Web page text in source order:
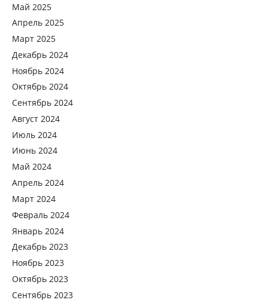
Май 2025
Апрель 2025
Март 2025
Декабрь 2024
Ноябрь 2024
Октябрь 2024
Сентябрь 2024
Август 2024
Июль 2024
Июнь 2024
Май 2024
Апрель 2024
Март 2024
Февраль 2024
Январь 2024
Декабрь 2023
Ноябрь 2023
Октябрь 2023
Сентябрь 2023